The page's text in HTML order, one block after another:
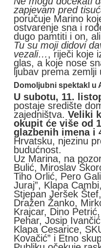
zapjevam pred
poručuje Marino
ostvarenje sna i
dugo pamtiti i on,
Tu su moji didovi
vezali…, riječi koje
glas, a koje nose
ljubav prema zemlji
Domoljubni spektakl u
U subotu, 11.
postaje središte
zajedništva. Veliki
okupit će više od
glazbenih imena i
Hrvatsku, njezinu
budućnost.
Uz Marina, na
Bulić, Miroslav
Tiho Orlić, Pero
Juraj”, Klapa
Stjepan Jeršek
Dražen Žanko,
Krajcar, Dino
Pehar, Josip
Klapa Cesarice,
Kovačić” i Etno